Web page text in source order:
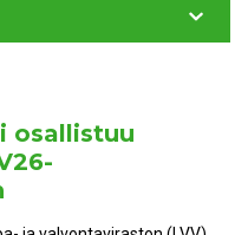
osallistuu